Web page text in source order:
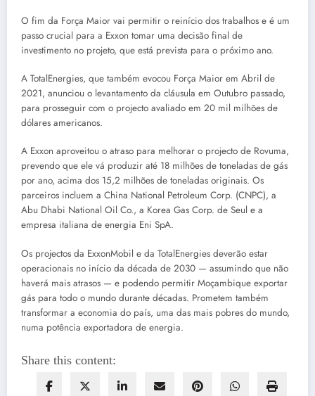
O fim da Força Maior vai permitir o reinício dos trabalhos e é um
passo crucial para a Exxon tomar uma decisão final de
investimento no projeto, que está prevista para o próximo ano.
A TotalEnergies, que também evocou Força Maior em Abril de
2021, anunciou o levantamento da cláusula em Outubro passado,
para prosseguir com o projecto avaliado em 20 mil milhões de
dólares americanos.
A Exxon aproveitou o atraso para melhorar o projecto de Rovuma,
prevendo que ele vá produzir até 18 milhões de toneladas de gás
por ano, acima dos 15,2 milhões de toneladas originais. Os
parceiros incluem a China National Petroleum Corp. (CNPC), a
Abu Dhabi National Oil Co., a Korea Gas Corp. de Seul e a
empresa italiana de energia Eni SpA.
Os projectos da ExxonMobil e da TotalEnergies deverão estar
operacionais no início da década de 2030 — assumindo que não
haverá mais atrasos — e podendo permitir Moçambique exportar
gás para todo o mundo durante décadas. Prometem também
transformar a economia do país, uma das mais pobres do mundo,
numa potência exportadora de energia.
Share this content: